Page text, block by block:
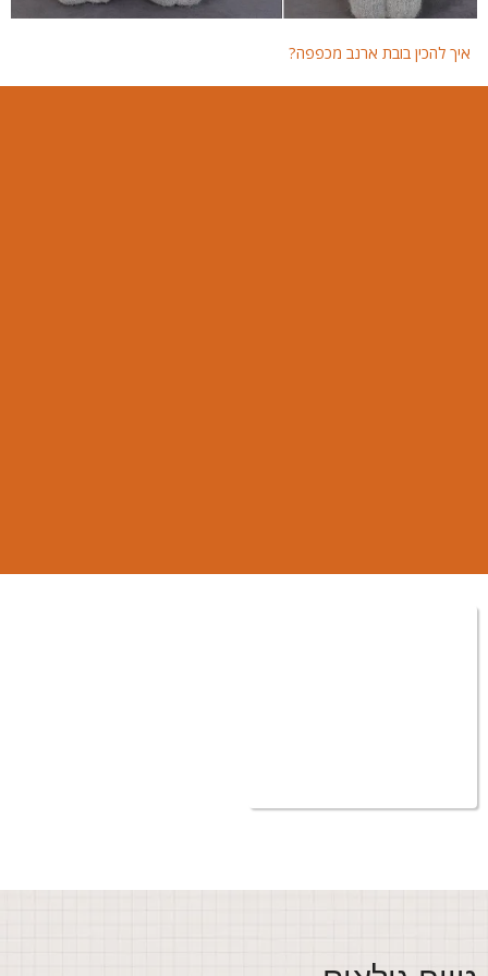
איך להכין בובת ארנב מכפפה?